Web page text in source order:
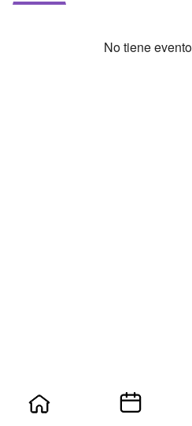
No tiene